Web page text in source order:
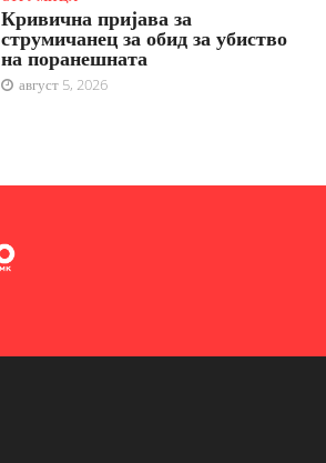
Кривична пријава за
струмичанец за обид за убиство
на поранешната
август 5, 2026